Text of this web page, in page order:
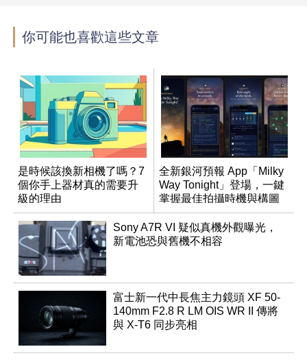
你可能也喜歡這些文章
是時候該換新相機了嗎？7
個你手上器材真的需要升
級的理由
全新銀河預報 App「Milky
Way Tonight」登場，一鍵
掌握最佳拍攝時機與構圖
Sony A7R VI 疑似真機外觀曝光，
新電池恐與舊機不相容
富士新一代中長焦主力鏡頭 XF 50-
140mm F2.8 R LM OIS WR II 傳將
與 X-T6 同步亮相